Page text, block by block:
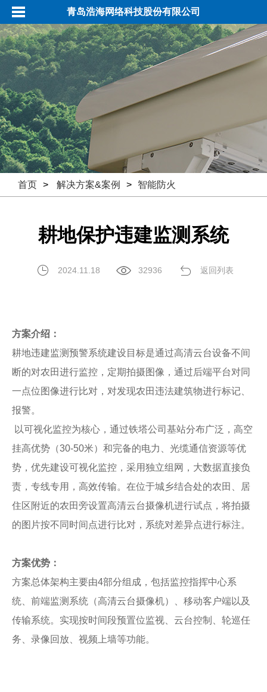
青岛浩海网络科技股份有限公司
首页 > 解决方案&案例 > 智能防火
耕地保护违建监测系统
2024.11.18 32936 返回列表
方案介绍：
耕地违建监测预警系统建设目标是通过高清云台设备不间
断的对农田进行监控，定期拍摄图像，通过后端平台对同
一点位图像进行比对，对发现农田违法建筑物进行标记、
报警。
以可视化监控为核心，通过铁塔公司基站分布广泛，高空
挂高优势（30-50米）和完备的电力、光缆通信资源等优
势，优先建设可视化监控，采用独立组网，大数据直接负
责，专线专用，高效传输。在位于城乡结合处的农田、居
住区附近的农田旁设置高清云台摄像机进行试点，将拍摄
的图片按不同时间点进行比对，系统对差异点进行标注。
方案优势：
方案总体架构主要由4部分组成，包括监控指挥中心系
统、前端监测系统（高清云台摄像机）、移动客户端以及
传输系统。实现按时间段预置位监视、云台控制、轮巡任
务、录像回放、视频上墙等功能。